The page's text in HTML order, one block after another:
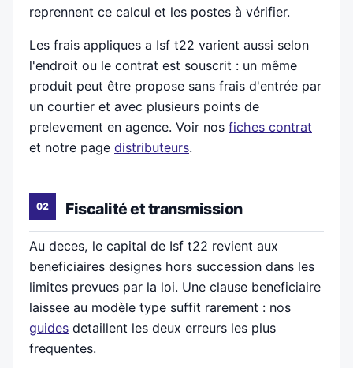
reprennent ce calcul et les postes à vérifier.
Les frais appliques a Isf t22 varient aussi selon
l'endroit ou le contrat est souscrit : un même
produit peut être propose sans frais d'entrée par
un courtier et avec plusieurs points de
prelevement en agence. Voir nos fiches contrat
et notre page distributeurs.
Fiscalité et transmission
Au deces, le capital de Isf t22 revient aux
beneficiaires designes hors succession dans les
limites prevues par la loi. Une clause beneficiaire
laissee au modèle type suffit rarement : nos
guides detaillent les deux erreurs les plus
frequentes.